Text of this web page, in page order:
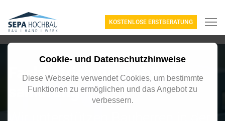
Cookie- und Datenschutzhinweise
Diese Webseite verwendet Cookies, um bestimmte
Funktionen zu ermöglichen und das Angebot zu
verbessern.
KOSTENLOSE ERSTBERATUNG
Fach­betrieb für Gebäude­
sanierung